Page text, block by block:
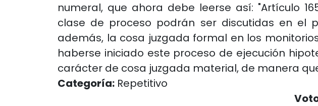
numeral, que ahora debe leerse así: "Artículo
clase de proceso podrán ser discutidas en el
además, la cosa juzgada formal en los
haberse iniciado este proceso de ejecución
carácter de cosa juzgada material, de manera
Categoría: Repetitivo